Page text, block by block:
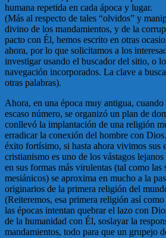
humana repetida en cada ápoca y lugar.
(Más al respecto de tales “olvidos” y
divino de los mandamientos, y de la
pacto con Él, hemos escrito en otras
ahora, por lo que solicitamos a los
investigar usando el buscador del sitio, o
navegación incorporados. La clave a
otras palabras).
Ahora, en una época muy antigua,
escaso número, se organizó un plan de
conllevó la implantación de una religión
erradicar la conexión del hombre con
éxito fortísimo, si hasta ahora vivimos sus
cristianismo es uno de los vástagos
en sus formas más virulentas (tal como las
mesiánicos) se aproxima en mucho a la
originarios de la primera religión del
(Reiteremos, esa primera religión así
las épocas intentan quebrar el lazo con
de la humanidad con Él, soslayar la
mandamientos, todo para que un grupejo